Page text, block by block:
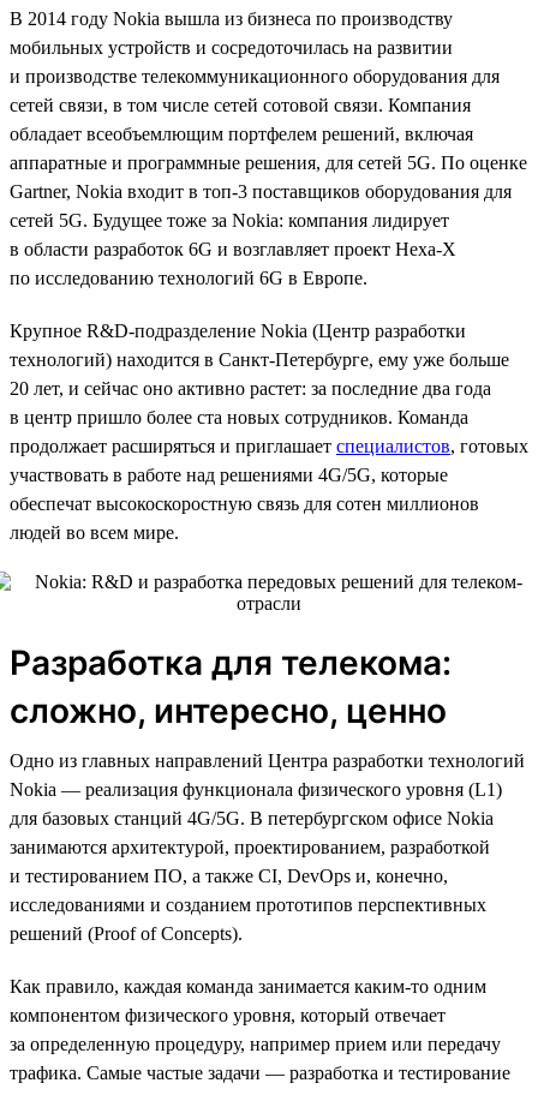
В 2014 году Nokia вышла из бизнеса по производству
мобильных устройств и сосредоточилась на развитии
и производстве телекоммуникационного оборудования для
сетей связи, в том числе сетей сотовой связи. Компания
обладает всеобъемлющим портфелем решений, включая
аппаратные и программные решения, для сетей 5G. По оценке
Gartner, Nokia входит в топ-3 поставщиков оборудования для
сетей 5G. Будущее тоже за Nokia: компания лидирует
в области разработок 6G и возглавляет проект Hexa-X
по исследованию технологий 6G в Европе.
Крупное R&D-подразделение Nokia (Центр разработки
технологий) находится в Санкт-Петербурге, ему уже больше
20 лет, и сейчас оно активно растет: за последние два года
в центр пришло более ста новых сотрудников. Команда
продолжает расширяться и приглашает специалистов, готовых
участвовать в работе над решениями 4G/5G, которые
обеспечат высокоскоростную связь для сотен миллионов
людей во всем мире.
Разработка для телекома:
сложно, интересно, ценно
Одно из главных направлений Центра разработки технологий
Nokia — реализация функционала физического уровня (L1)
для базовых станций 4G/5G. В петербургском офисе Nokia
занимаются архитектурой, проектированием, разработкой
и тестированием ПО, а также CI, DevOps и, конечно,
исследованиями и созданием прототипов перспективных
решений (Proof of Concepts).
Как правило, каждая команда занимается каким-то одним
компонентом физического уровня, который отвечает
за определенную процедуру, например прием или передачу
трафика. Самые частые задачи — разработка и тестирование